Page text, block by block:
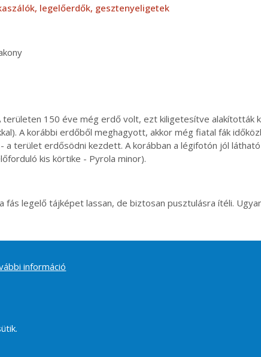
legelőerdők, gesztenyeligetek
150 éve még erdő volt, ezt kiligetesítve alakították
A korábbi erdőből meghagyott, akkor még fiatal fák
a terület erdősödni kezdett. A korábban a légifotón jól
kis körtike - Pyrola minor).
fás legelő tájképet lassan, de biztosan pusztulásra ítéli.
információ